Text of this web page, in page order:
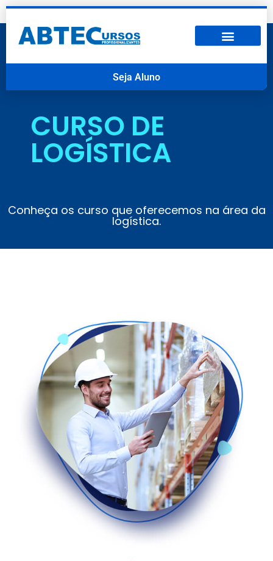
Seja Aluno
CURSO DE
LOGÍSTICA
Conheça os curso que oferecemos na área da
logística.